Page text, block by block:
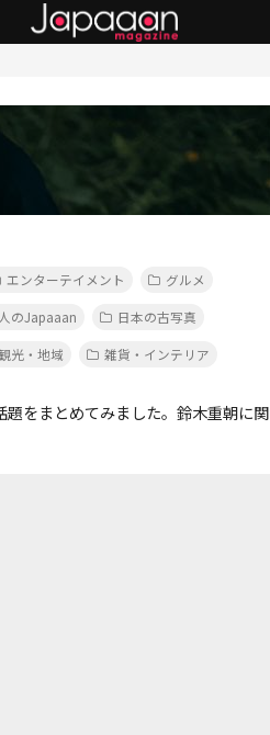
エンターテイメント
グルメ
のJapaaan
日本の古写真
光・地域 雑貨・インテリア
をまとめてみました。鈴木重朝に関